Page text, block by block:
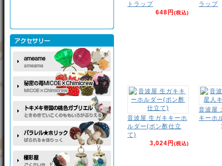
トラップ
648円(税込)
ラップ
音波屋 生ガキキーホ
ルダー(ポン酢仕立
て)
3,024円(税込)
音波屋
キーホ